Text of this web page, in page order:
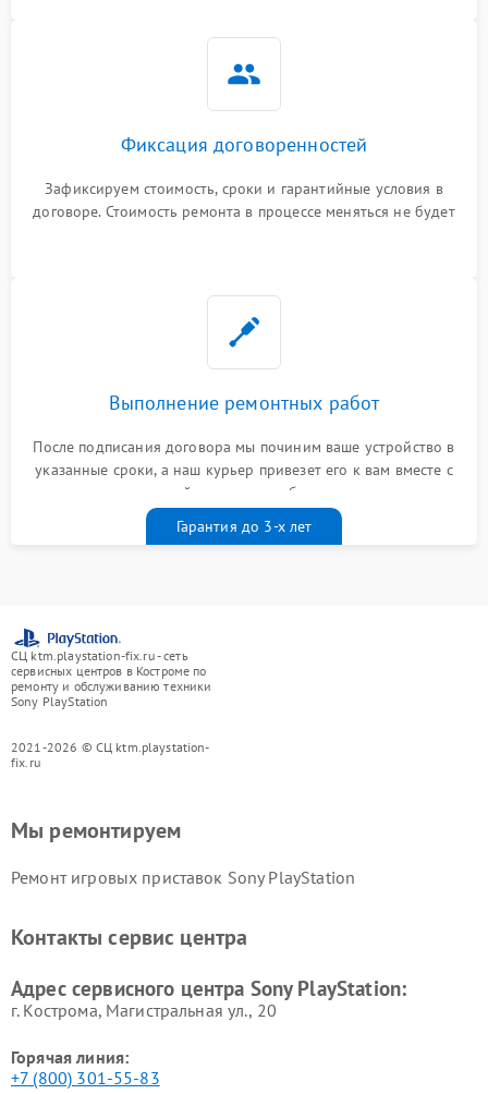
Фиксация договоренностей
Зафиксируем стоимость, сроки и гарантийные условия в
договоре. Стоимость ремонта в процессе меняться не будет
Выполнение ремонтных работ
После подписания договора мы починим ваше устройство в
указанные сроки, а наш курьер привезет его к вам вместе с
гарантийным талоном бесплатно
Гарантия до 3-х лет
СЦ ktm.playstation-fix.ru - сеть
сервисных центров в Костроме по
ремонту и обслуживанию техники
Sony PlayStation
2021-2026 © СЦ ktm.playstation-
fix.ru
Мы ремонтируем
Ремонт игровых приставок Sony PlayStation
Контакты сервис центра
Адрес сервисного центра Sony PlayStation:
г. Кострома, Магистральная ул., 20
Горячая линия:
+7 (800) 301-55-83